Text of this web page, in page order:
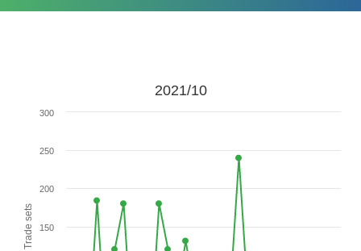
Trade sets
2021/10
150
200
250
300